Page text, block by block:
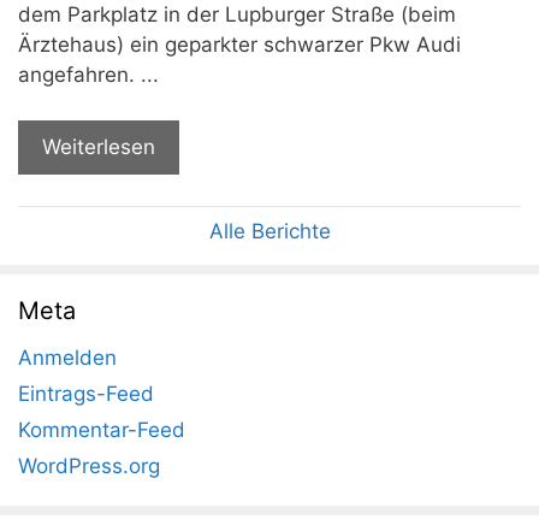
dem Parkplatz in der Lupburger Straße (beim
Ärztehaus) ein geparkter schwarzer Pkw Audi
angefahren. ...
Weiterlesen
Alle Berichte
Meta
Anmelden
Eintrags-Feed
Kommentar-Feed
WordPress.org